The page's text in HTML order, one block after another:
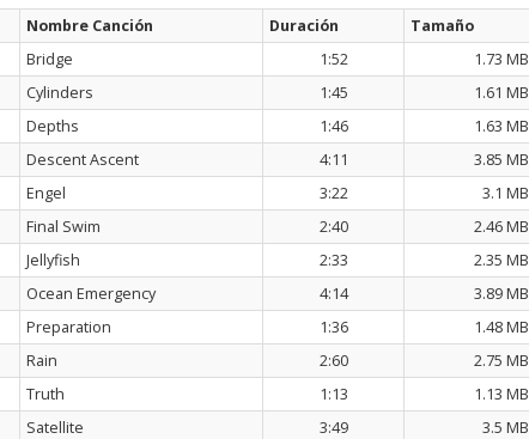
Nombre Canción Duración
Tamaño
Bridge 1:52
1.73 MB
Cylinders 1:45
1.61 MB
Depths 1:46
1.63 MB
Descent Ascent 4:11
3.85 MB
Engel 3:22
3.1 MB
Final Swim 2:40
2.46 MB
Jellyfish 2:33
2.35 MB
Ocean Emergency 4:14
3.89 MB
Preparation 1:36
1.48 MB
Rain 2:60
2.75 MB
Truth 1:13
1.13 MB
Satellite 3:49 3.5 MB